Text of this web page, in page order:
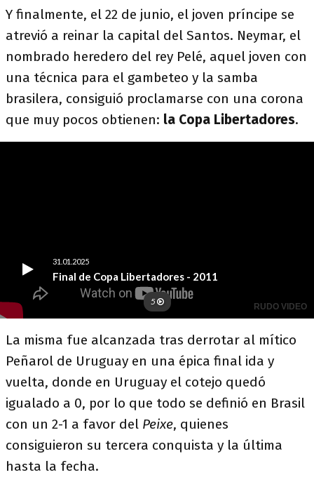
Y finalmente, el 22 de junio, el joven príncipe se
atrevió a reinar la capital del Santos. Neymar, el
nombrado heredero del rey Pelé, aquel joven con
una técnica para el gambeteo y la samba
brasilera, consiguió proclamarse con una corona
que muy pocos obtienen: la Copa Libertadores.
La misma fue alcanzada tras derrotar al mítico
Peñarol de Uruguay en una épica final ida y
vuelta, donde en Uruguay el cotejo quedó
igualado a 0, por lo que todo se definió en Brasil
con un 2-1 a favor del Peixe, quienes
consiguieron su tercera conquista y la última
hasta la fecha.